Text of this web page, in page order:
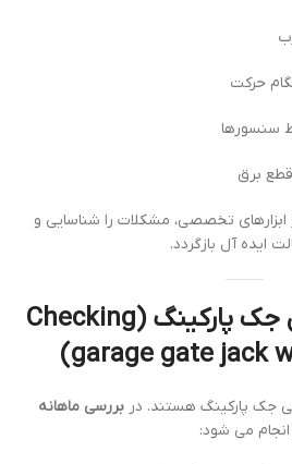
حرکت
سنسورها
برق
ابزارهای تخصصی، مشکلات را شناسایی و
ایده آل بازگردد.
بررسی سیم و کابل جک پارکینگ (Checking
garage gate jack
جک پارکینگ هستند. در بررسی ماهانه
انجام می شود: